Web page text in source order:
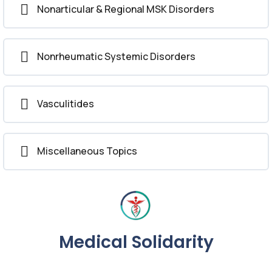
Nonarticular & Regional MSK Disorders
Nonrheumatic Systemic Disorders
Vasculitides
Miscellaneous Topics
Medical Solidarity